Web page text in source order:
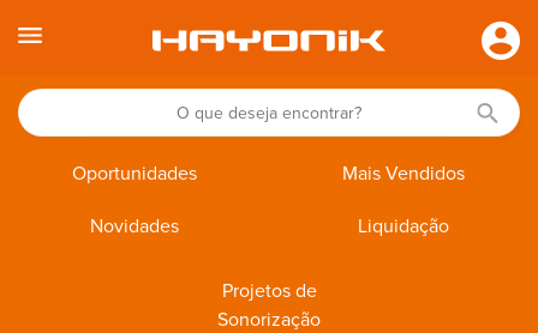
Oportunidades Mais Vendidos
Novidades Liquidação
Projetos de
Sonorização